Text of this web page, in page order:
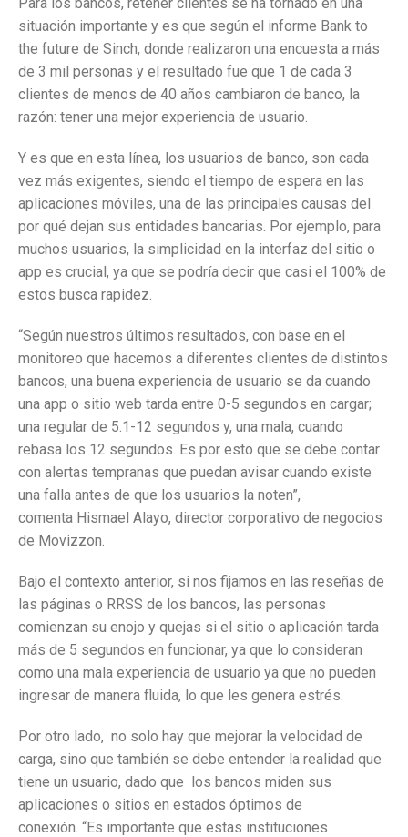
situación importante y es que según el informe Bank to
the future de Sinch, donde realizaron una encuesta a más
de 3 mil personas y el resultado fue que 1 de cada 3
clientes de menos de 40 años cambiaron de banco, la
razón: tener una mejor experiencia de usuario.
Y es que en esta línea, los usuarios de banco, son cada
vez más exigentes, siendo el tiempo de espera en las
aplicaciones móviles, una de las principales causas del
por qué dejan sus entidades bancarias. Por ejemplo, para
muchos usuarios, la simplicidad en la interfaz del sitio o
app es crucial, ya que se podría decir que casi el 100% de
estos busca rapidez.
“Según nuestros últimos resultados, con base en el
monitoreo que hacemos a diferentes clientes de distintos
bancos, una buena experiencia de usuario se da cuando
una app o sitio web tarda entre 0-5 segundos en cargar;
una regular de 5.1-12 segundos y, una mala, cuando
rebasa los 12 segundos. Es por esto que se debe contar
con alertas tempranas que puedan avisar cuando existe
una falla antes de que los usuarios la noten”,
comenta Hismael Alayo, director corporativo de negocios
de Movizzon.
Bajo el contexto anterior, si nos fijamos en las reseñas de
las páginas o RRSS de los bancos, las personas
comienzan su enojo y quejas si el sitio o aplicación tarda
más de 5 segundos en funcionar, ya que lo consideran
como una mala experiencia de usuario ya que no pueden
ingresar de manera fluida, lo que les genera estrés.
Por otro lado, no solo hay que mejorar la velocidad de
carga, sino que también se debe entender la realidad que
tiene un usuario, dado que los bancos miden sus
aplicaciones o sitios en estados óptimos de
conexión. “Es importante que estas instituciones